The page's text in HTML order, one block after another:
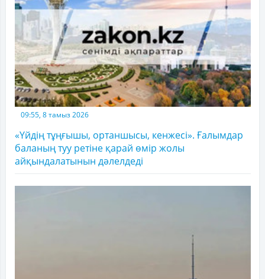
09:55, 8 тамыз 2026
«Үйдің тұңғышы, ортаншысы, кенжесі». Ғалымдар
баланың туу ретіне қарай өмір жолы
айқындалатынын дәлелдеді